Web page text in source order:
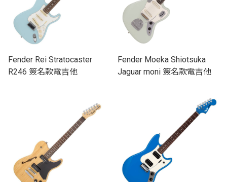
Fender Rei Stratocaster
R246 簽名款電吉他
Fender Moeka Shiotsuka
Jaguar moni 簽名款電吉他